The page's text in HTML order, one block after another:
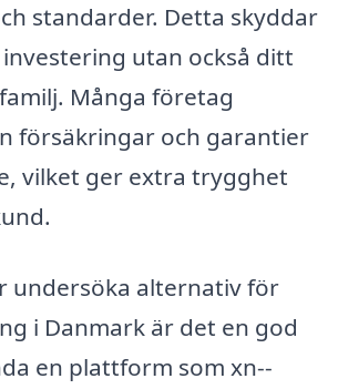
standarder. Detta skyddar
utan också ditt
Många företag
försäkringar och garantier
vilket ger extra trygghet
undersöka alternativ för
i Danmark är det en god
en plattform som xn--